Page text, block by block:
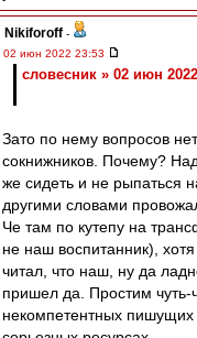
Nikiforoff -
02 июн 2022 23:53
словесник » 02 июн
Зато по нему вопросов
сокнижников. Почему?
же сидеть и не рыпаться
другими словами
Че там по кутепу на
не наш воспитанник),
читал, что наш, ну да
пришел да. Простим чуть-
некомпетентных пишущих